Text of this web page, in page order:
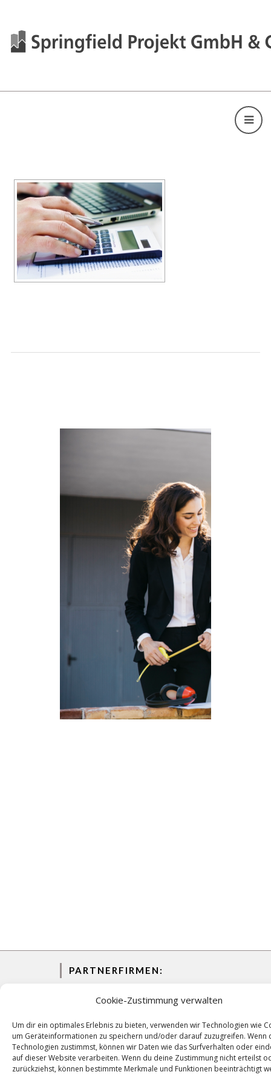
Cookie-Zustimmung verwalten
Um dir ein optimales Erlebnis zu bieten, verwenden wir Technologien wie
um Geräteinformationen zu speichern und/oder darauf zuzugreifen. Wenn
Technologien zustimmst, können wir Daten wie das Surfverhalten oder
auf dieser Website verarbeiten. Wenn du deine Zustimmung nicht erteilst
zurückziehst, können bestimmte Merkmale und Funktionen beeinträchtigt
PARTNERFIRMEN: